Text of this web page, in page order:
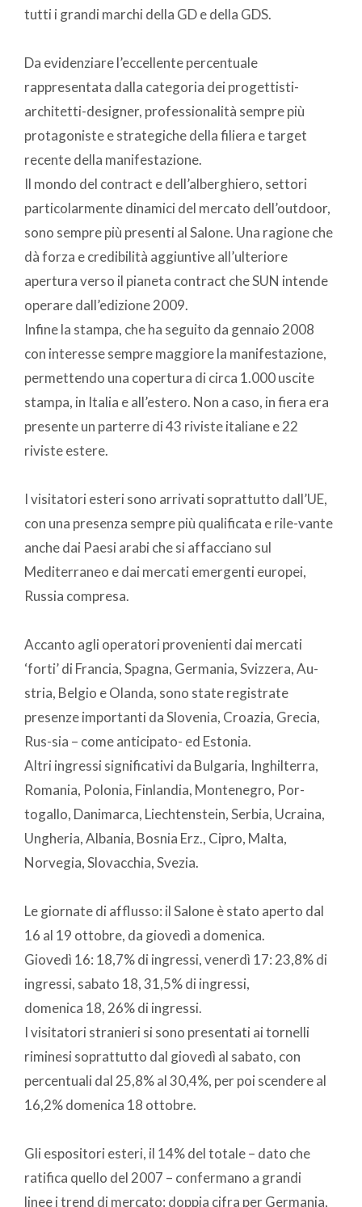
tutti i grandi marchi della GD e della GDS.
Da evidenziare l’eccellente percentuale
rappresentata dalla categoria dei progettisti-
architetti-designer, professionalità sempre più
protagoniste e strategiche della filiera e target
recente della manifestazione.
Il mondo del contract e dell’alberghiero, settori
particolarmente dinamici del mercato dell’outdoor,
sono sempre più presenti al Salone. Una ragione che
dà forza e credibilità aggiuntive all’ulteriore
apertura verso il pianeta contract che SUN intende
operare dall’edizione 2009.
Infine la stampa, che ha seguito da gennaio 2008
con interesse sempre maggiore la manifestazione,
permettendo una copertura di circa 1.000 uscite
stampa, in Italia e all’estero. Non a caso, in fiera era
presente un parterre di 43 riviste italiane e 22
riviste estere.
I visitatori esteri sono arrivati soprattutto dall’UE,
con una presenza sempre più qualificata e rile-vante
anche dai Paesi arabi che si affacciano sul
Mediterraneo e dai mercati emergenti europei,
Russia compresa.
Accanto agli operatori provenienti dai mercati
‘forti’ di Francia, Spagna, Germania, Svizzera, Au-
stria, Belgio e Olanda, sono state registrate
presenze importanti da Slovenia, Croazia, Grecia,
Rus-sia – come anticipato- ed Estonia.
Altri ingressi significativi da Bulgaria, Inghilterra,
Romania, Polonia, Finlandia, Montenegro, Por-
togallo, Danimarca, Liechtenstein, Serbia, Ucraina,
Ungheria, Albania, Bosnia Erz., Cipro, Malta,
Norvegia, Slovacchia, Svezia.
Le giornate di afflusso: il Salone è stato aperto dal
16 al 19 ottobre, da giovedì a domenica.
Giovedì 16: 18,7% di ingressi, venerdì 17: 23,8% di
ingressi, sabato 18, 31,5% di ingressi,
domenica 18, 26% di ingressi.
I visitatori stranieri si sono presentati ai tornelli
riminesi soprattutto dal giovedì al sabato, con
percentuali dal 25,8% al 30,4%, per poi scendere al
16,2% domenica 18 ottobre.
Gli espositori esteri, il 14% del totale – dato che
ratifica quello del 2007 – confermano a grandi
linee i trend di mercato: doppia cifra per Germania,